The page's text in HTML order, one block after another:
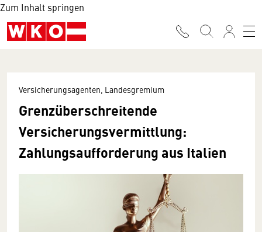
Zum Inhalt springen
Versicherungsagenten, Landesgremium
Grenzüberschreitende
Versicherungsvermittlung:
Zahlungsaufforderung aus Italien